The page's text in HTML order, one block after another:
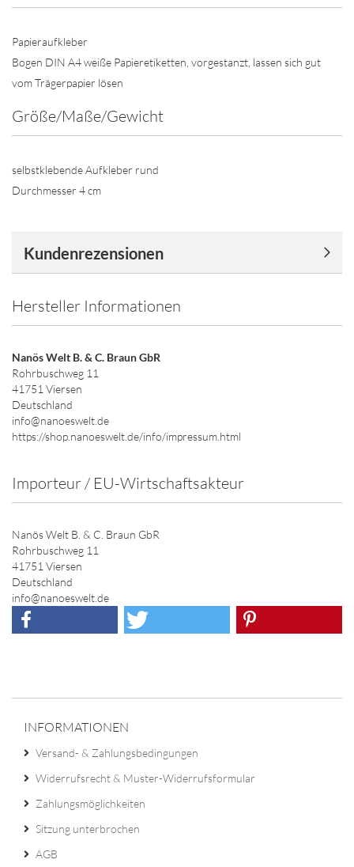
Papieraufkleber
Bogen DIN A4 weiße Papieretiketten, vorgestanzt, lassen sich gut
vom Trägerpapier lösen
Größe/Maße/Gewicht
selbstklebende Aufkleber rund
Durchmesser 4 cm
Kundenrezensionen
Hersteller Informationen
Nanös Welt B. & C. Braun GbR
Rohrbuschweg 11
41751 Viersen
Deutschland
info@nanoeswelt.de
https://shop.nanoeswelt.de/info/impressum.html
Importeur / EU-Wirtschaftsakteur
Nanös Welt B. & C. Braun GbR
Rohrbuschweg 11
41751 Viersen
Deutschland
info@nanoeswelt.de
INFORMATIONEN
Versand- & Zahlungsbedingungen
Widerrufsrecht & Muster-Widerrufsformular
Zahlungsmöglichkeiten
Sitzung unterbrochen
AGB